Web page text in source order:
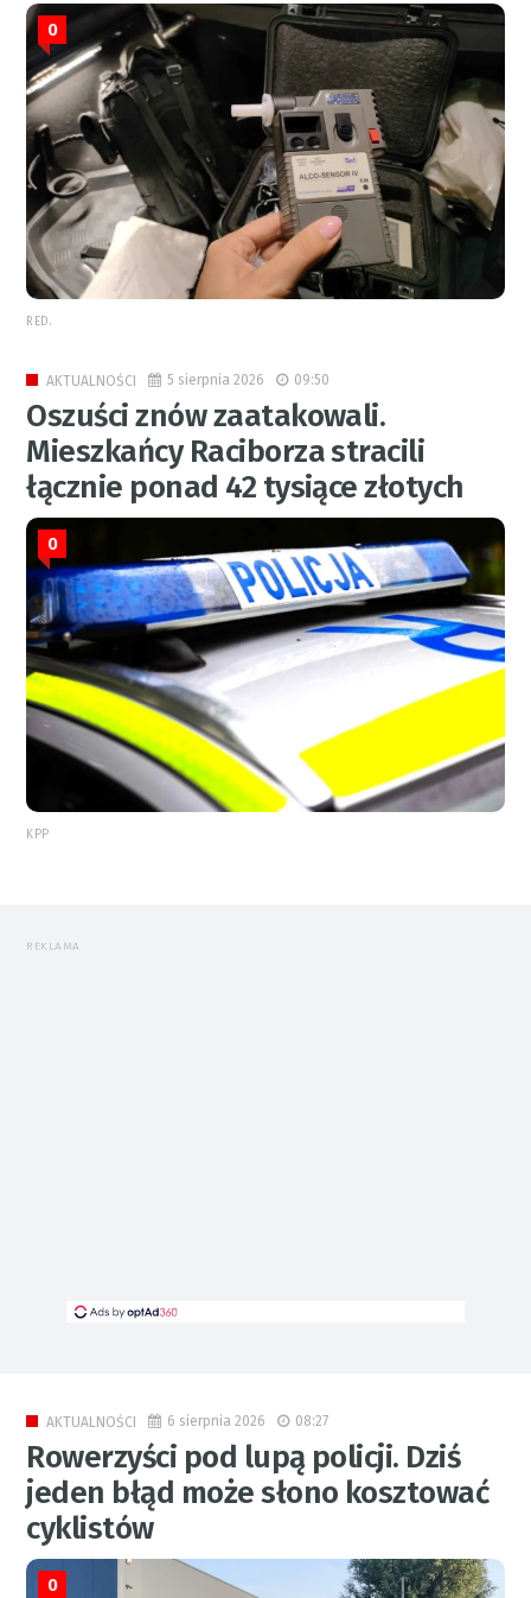
0
RED.
AKTUALNOŚCI 5 sierpnia 2026 09:50
Oszuści znów zaatakowali.
Mieszkańcy Raciborza stracili
łącznie ponad 42 tysiące złotych
0
KPP
REKLAMA
AKTUALNOŚCI 6 sierpnia 2026 08:27
Rowerzyści pod lupą policji. Dziś
jeden błąd może słono kosztować
cyklistów
0